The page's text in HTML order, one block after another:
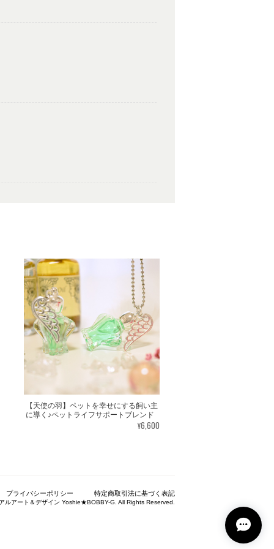
いました。気に入っていただけたよ
さんの幸せが訪れますように。あり
を楽しみにしながら 絵と共に待ちたいと
の絆をいつも感じていただけると嬉
るだけで幸せな気持ちになりました。＾
温かく見守って頂けると思います。 末永
【天使の羽】ペットを幸せにする飼い主
に導く♪ペットライフサポートブレンド
¥6,600
プライバシーポリシー 特定商取引法に基づく表記
ルアート＆デザイン Yoshie★BOBBY-G. All Rights Reserved.